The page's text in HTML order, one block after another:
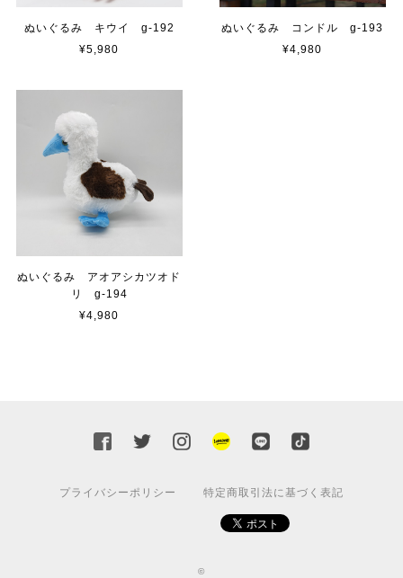
ぬいぐるみ キウイ g-192
¥5,980
ぬいぐるみ コンドル g-193
¥4,980
ぬいぐるみ アオアシカツオド
リ g-194
¥4,980
プライバシーポリシー 特定商取引法に基づく表記
©